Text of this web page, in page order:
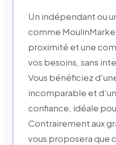
Un indépendant ou
comme
proximité et une
vos besoins, sans
Vous bénéficiez
incomparable et
confiance, idéale
Contrairement aux
vous proposera que